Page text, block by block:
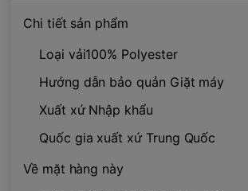
Chi tiết sản phẩm
Loại vải100% Polyester
Hướng dẫn bảo quản Giặt máy
Xuất xứ Nhập khẩu
Quốc gia xuất xứ Trung Quốc
Về mặt hàng này